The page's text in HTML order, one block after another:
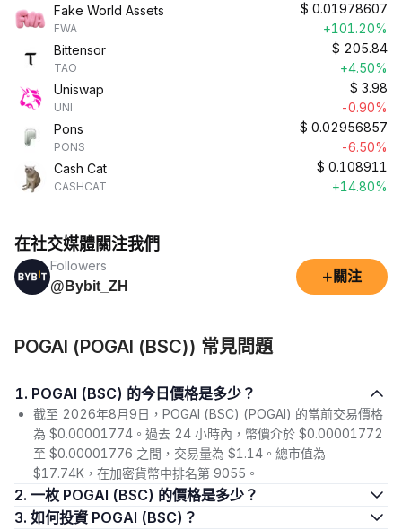
Fake World Assets
FWA
$ 0.01978607
+101.20%
Bittensor
TAO
$ 205.84
+4.50%
Uniswap
UNI
$ 3.98
-0.90%
Pons
PONS
$ 0.02956857
-6.50%
Cash Cat
CASHCAT
$ 0.108911
+14.80%
在社交媒體關注我們
Followers
@Bybit_ZH
+ 關注
POGAI (POGAI (BSC)) 常見問題
1. POGAI (BSC) 的今日價格是多少？
截至 2026年8月9日，POGAI (BSC) (POGAI) 的當前交易價格
為 $0.00001774。過去 24 小時內，幣價介於 $0.00001772
至 $0.00001776 之間，交易量為 $1.14。總市值為
$17.74K，在加密貨幣中排名第 9055。
2. 一枚 POGAI (BSC) 的價格是多少？
3. 如何投資 POGAI (BSC)？